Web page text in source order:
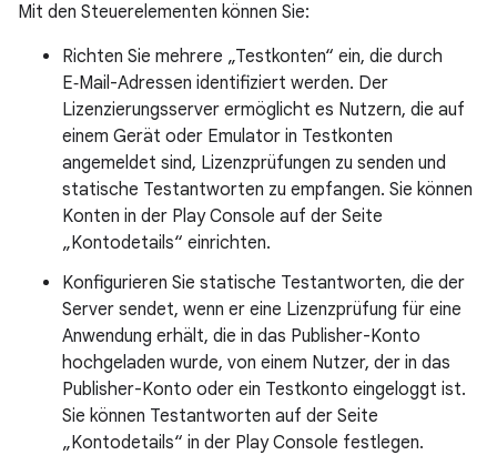
Mit den Steuerelementen können Sie:
Richten Sie mehrere „Testkonten“ ein, die durch
E‑Mail-Adressen identifiziert werden. Der
Lizenzierungsserver ermöglicht es Nutzern, die auf
einem Gerät oder Emulator in Testkonten
angemeldet sind, Lizenzprüfungen zu senden und
statische Testantworten zu empfangen. Sie können
Konten in der Play Console auf der Seite
„Kontodetails“ einrichten.
Konfigurieren Sie statische Testantworten, die der
Server sendet, wenn er eine Lizenzprüfung für eine
Anwendung erhält, die in das Publisher-Konto
hochgeladen wurde, von einem Nutzer, der in das
Publisher-Konto oder ein Testkonto eingeloggt ist.
Sie können Testantworten auf der Seite
„Kontodetails“ in der Play Console festlegen.